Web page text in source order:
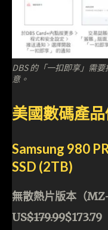
DBS 的「一扣即享」需
意。
美國數碼產
Samsung 980
SSD (2TB)
無散熱片版本（
US$179.99$173.79